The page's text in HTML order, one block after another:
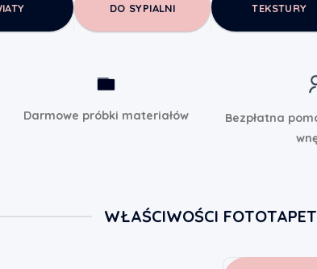
DO SYPIALNI TEKSTURY
Darmowe próbki materiałów
Bezpłatna
WŁAŚCIWOŚCI FOTOTAPET